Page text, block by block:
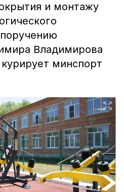
и монтажу
Владимирова
минспорт